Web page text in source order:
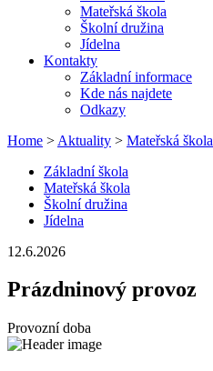
Mateřská škola
Školní družina
Jídelna
Kontakty
Základní informace
Kde nás najdete
Odkazy
Home > Aktuality > Mateřská škola
Základní škola
Mateřská škola
Školní družina
Jídelna
12.6.2026
Prázdninový provoz
Provozní doba